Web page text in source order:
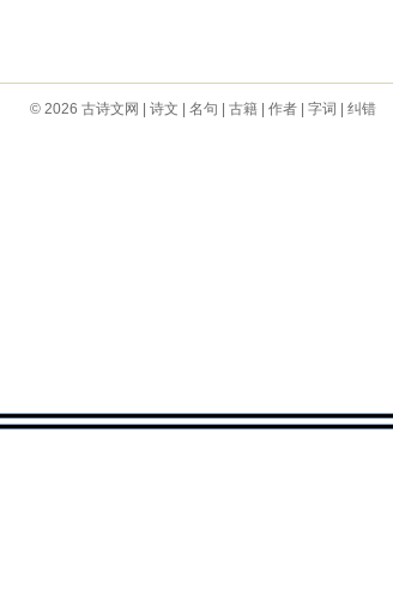
© 2026 古诗文网 诗文 名句 古籍| 作者| 字词 纠错